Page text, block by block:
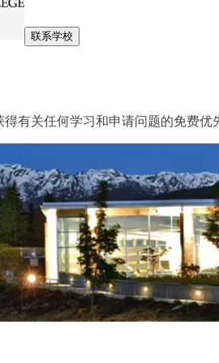
联系学校
有关任何学习和申请问题的免费优